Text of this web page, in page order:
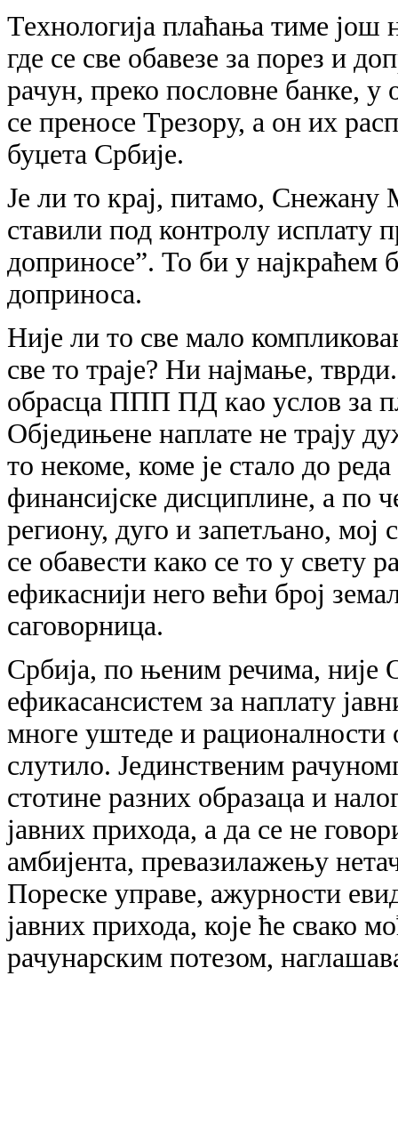
Технологија плаћања тиме још
где се све обавезе за порез и
рачун, преко пословне банке,
се преносе Трезору, а он их
буџета Србије.
Је ли то крај, питамо,
ставили под контролу исплату
доприносе”. То би у најкраћем
доприноса.
Није ли то све мало
све то траје? Ни најмање,
обрасца ППП ПД као услов за
Обједињене наплате не трају
то некоме, коме је стало до
финансијске дисциплине, а по
региону, дуго и запетљано, мој
се обавести како се то у свету
ефикаснији него већи број
саговорница.
Србија, по њеним речима, није
ефикасансистем за наплату
многе уштеде и рационалности
слутило. Јединственим
стотине разних образаца и
јавних прихода, а да се не
амбијента, превазилажењу
Пореске управе, ажурности
јавних прихода, које ће свако
рачунарским потезом,